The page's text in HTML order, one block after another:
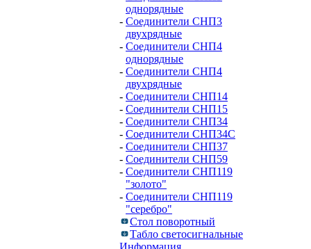
однорядные
- Соединители СНП3
двухрядные
- Соединители СНП4
однорядные
- Соединители СНП4
двухрядные
- Соединители СНП14
- Соединители СНП15
- Соединители СНП34
- Соединители СНП34С
- Соединители СНП37
- Соединители СНП59
- Соединители СНП119
"золото"
- Соединители СНП119
"серебро"
Стол поворотный
Табло светосигнальные
Информация